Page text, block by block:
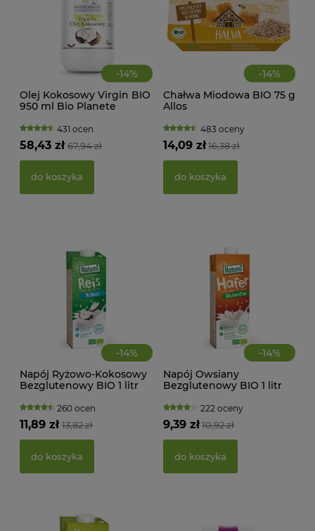
-14%
Olej Kokosowy Virgin BIO
950 ml Bio Planete
431 ocen
67,94 zł
58,43 zł
do koszyka
-14%
Chałwa Miodowa BIO 75 g
Allos
483 oceny
16,38 zł
14,09 zł
do koszyka
-14%
Napój Ryżowo-Kokosowy
Bezglutenowy BIO 1 litr
260 ocen
13,82 zł
11,89 zł
do koszyka
-14%
Napój Owsiany
Bezglutenowy BIO 1 litr
222 oceny
10,92 zł
9,39 zł
do koszyka